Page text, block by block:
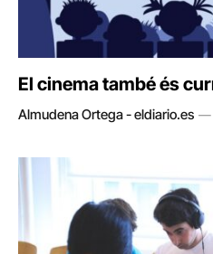
El cinema també és
Almudena Ortega - eldiario.es